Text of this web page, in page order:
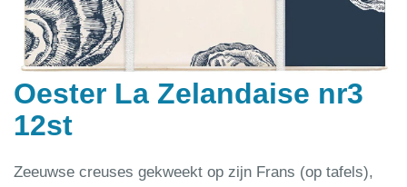
Oester La Zelandaise nr3
12st
Zeeuwse creuses gekweekt op zijn Frans (op tafels),